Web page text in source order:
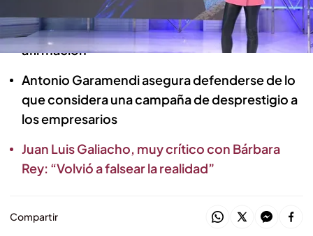
CEOE: “Además de desagradable que no tiene
ningún pase, sin llegar a entender esta
afirmación”
Antonio Garamendi asegura defenderse de lo
que considera una campaña de desprestigio a
los empresarios
Juan Luis Galiacho, muy crítico con Bárbara
Rey: “Volvió a falsear la realidad”
Compartir